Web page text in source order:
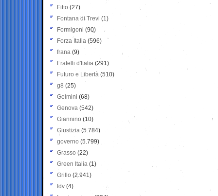
Fitto (27)
Fontana di Trevi (1)
Formigoni (90)
Forza Italia (596)
frana (9)
Fratelli d'Italia (291)
Futuro e Libertà (510)
g8 (25)
Gelmini (68)
Genova (542)
Giannino (10)
Giustizia (5.784)
governo (5.799)
Grasso (22)
Green Italia (1)
Grillo (2.941)
Idv (4)